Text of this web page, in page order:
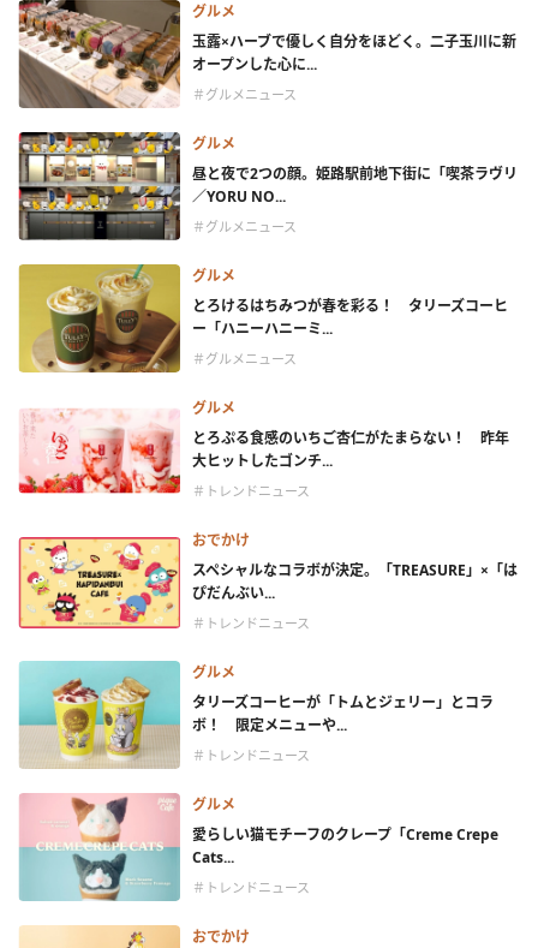
グルメ
玉露×ハーブで優しく自分をほどく。二子玉川に新
オープンした心に...
＃グルメニュース
グルメ
昼と夜で2つの顔。姫路駅前地下街に「喫茶ラヴリ
／YORU NO...
＃グルメニュース
グルメ
とろけるはちみつが春を彩る！ タリーズコーヒ
ー「ハニーハニーミ...
＃グルメニュース
グルメ
とろぷる食感のいちご杏仁がたまらない！ 昨年
大ヒットしたゴンチ...
＃トレンドニュース
おでかけ
スペシャルなコラボが決定。「TREASURE」×「は
ぴだんぶい...
＃トレンドニュース
グルメ
タリーズコーヒーが「トムとジェリー」とコラ
ボ！ 限定メニューや...
＃トレンドニュース
グルメ
愛らしい猫モチーフのクレープ「Creme Crepe
Cats...
＃トレンドニュース
おでかけ